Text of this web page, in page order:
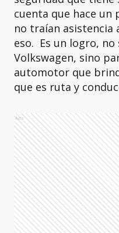
cuenta que hace un
no traían asistencia
eso. Es un logro,
Volkswagen, sino
automotor que
que es ruta y
Ads